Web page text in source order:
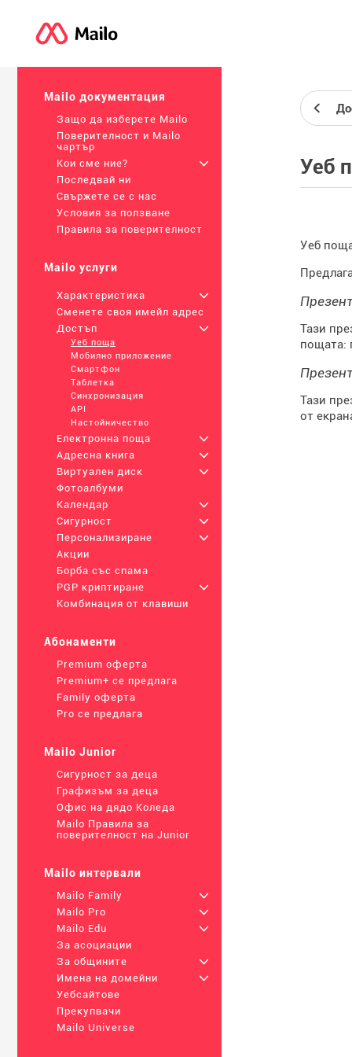
Mailo документация
Защо да изберете Mailo
Поверителност и Mailo
чартър
Кои сме ние?
+
Последвай ни
Свържете се с нас
Условия за ползване
Правила за поверителност
Mailo услуги
Характеристика
+
Сменете своя имейл адрес
Достъп
+
Уеб поща
Мобилно приложение
Смартфон
Таблетка
Синхронизация
API
Настойничество
Електронна поща
+
Адресна книга
+
Виртуален диск
+
Фотоалбуми
Календар
+
Сигурност
+
Персонализиране
+
Акции
Борба със спама
PGP криптиране
+
Комбинация от клавиши
Абонаменти
Premium оферта
Premium+ се предлага
Family оферта
Pro се предлага
Mailo Junior
Сигурност за деца
Графизъм за деца
Офис на дядо Коледа
Mailo Правила за
поверителност на Junior
Mailo интервали
Mailo Family
+
Mailo Pro
+
Mailo Edu
+
За асоциации
За общините
+
Имена на домейни
+
Уебсайтове
Прекупвачи
Mailo Universe
Уеб
Уеб
Тази
пощата:
Тази
от